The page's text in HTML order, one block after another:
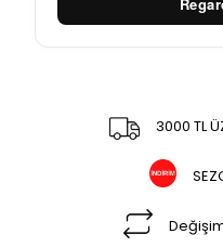
3000 TL